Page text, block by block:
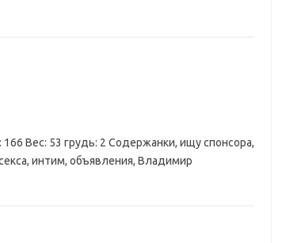
166 Вес: 53 грудь: 2 Содержанки, ищу спонсора,
интим, объявления, Владимир